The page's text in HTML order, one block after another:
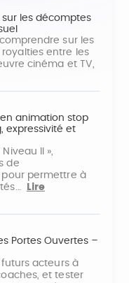
les décomptes
sur les
entre les
cinéma et TV,
animation stop
expressivité et
II »,
de
permettre à
Lire
Portes Ouvertes –
acteurs à
et tester